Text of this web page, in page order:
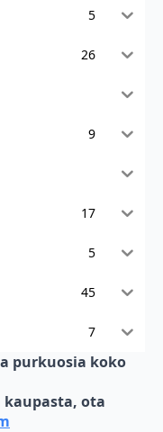
5
26
9
17
5
45
7
purkuosia koko
kaupasta, ota